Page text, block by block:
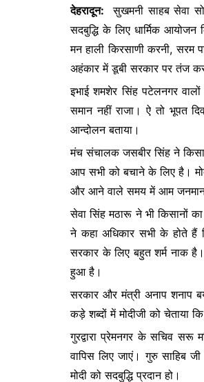
c
e
b
o
o
k
itt
er
at
s
A
p
p
s
s
e
n
g
देहरादून: सुखमनी साहब सेवा
सदबुद्धि के लिए धार्मिक
मन हाली किरसाणी करनी,
अहंकार में डूबी सरकार पर तंज
इभाई शमशेर सिंह पटेलनगर
समान नहीं राजा। ऐ तो भूपत
आन्दोलन बताया।
मंच संचालक जसबीर सिंह ने
आप सभी को बचाने के लिए है।
और आने वाले समय में आम
सेवा सिंह मठारू ने भी किसानों
ने कहा अधिकार सभी के होते
सरकार के लिए बहुत शर्म नाक
हुआ है।
सरकार और मंत्री अनाप शनाप
कड़े शब्दों में मोदीजी को चेताया
गुरद्वारा प्रेमनगर के सचिव
वापिस लिए जाएं। गुरु साहिब
मोदी को सदबुद्धि प्रदान हो।